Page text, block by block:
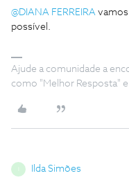
@DIANA FERREIRA
possível.
Ajude a comunidade a
como "Melhor Resposta"
Ilda Simões